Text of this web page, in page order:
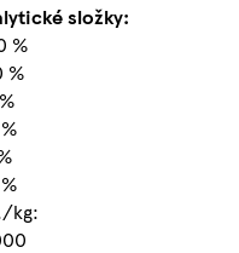
složky:
%
%
kg: